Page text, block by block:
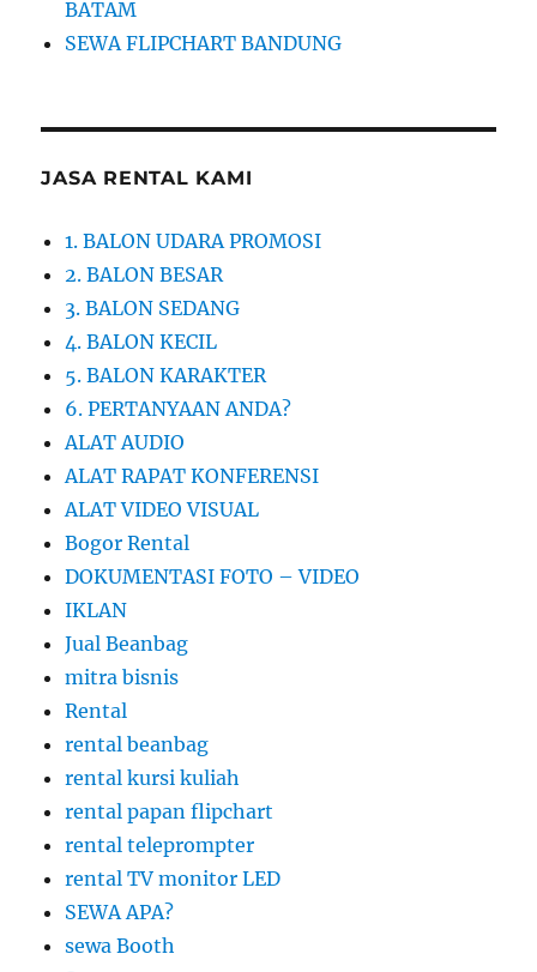
BATAM
SEWA FLIPCHART BANDUNG
JASA RENTAL KAMI
1. BALON UDARA PROMOSI
2. BALON BESAR
3. BALON SEDANG
4. BALON KECIL
5. BALON KARAKTER
6. PERTANYAAN ANDA?
ALAT AUDIO
ALAT RAPAT KONFERENSI
ALAT VIDEO VISUAL
Bogor Rental
DOKUMENTASI FOTO – VIDEO
IKLAN
Jual Beanbag
mitra bisnis
Rental
rental beanbag
rental kursi kuliah
rental papan flipchart
rental teleprompter
rental TV monitor LED
SEWA APA?
sewa Booth